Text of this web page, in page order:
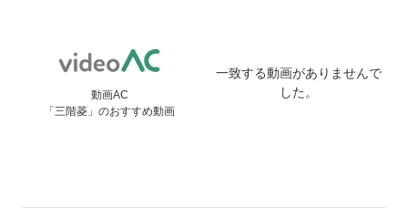
動画AC
「三階菱」のおすすめ動画
一致する動画がありませんで
した。